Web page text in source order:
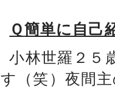
Ｑ簡単に自己
小林世羅２５
す（笑）夜間